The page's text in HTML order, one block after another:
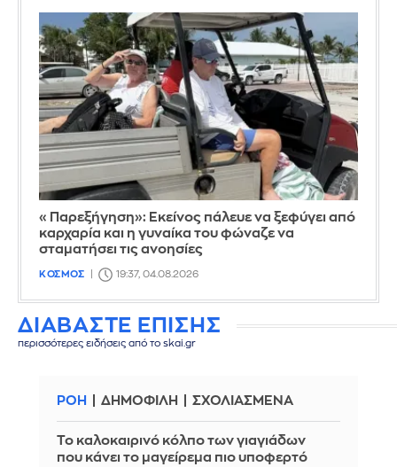
«Παρεξήγηση»: Εκείνος πάλευε να ξεφύγει από
καρχαρία και η γυναίκα του φώναζε να
σταματήσει τις ανοησίες
ΚΟΣΜΟΣ 19:37, 04.08.2026
ΔΙΑΒΑΣΤΕ ΕΠΙΣΗΣ
περισσότερες ειδήσεις από το skai.gr
ΡΟΗ ΔΗΜΟΦΙΛΗ ΣΧΟΛΙΑΣΜΕΝΑ
Το καλοκαιρινό κόλπο των γιαγιάδων
που κάνει το μαγείρεμα πιο υποφερτό